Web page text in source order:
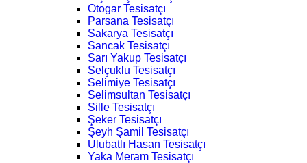
Otogar Tesisatçı
Parsana Tesisatçı
Sakarya Tesisatçı
Sancak Tesisatçı
Sarı Yakup Tesisatçı
Selçuklu Tesisatçı
Selimiye Tesisatçı
Selimsultan Tesisatçı
Sille Tesisatçı
Şeker Tesisatçı
Şeyh Şamil Tesisatçı
Ulubatlı Hasan Tesisatçı
Yaka Meram Tesisatçı